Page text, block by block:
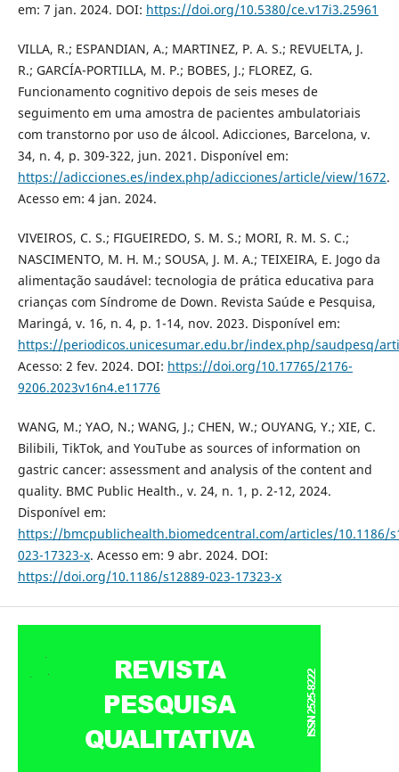
em: 7 jan. 2024. DOI: https://doi.org/10.5380/ce.v17i3.25961
VILLA, R.; ESPANDIAN, A.; MARTINEZ, P. A. S.; REVUELTA, J.
R.; GARCÍA-PORTILLA, M. P.; BOBES, J.; FLOREZ, G.
Funcionamento cognitivo depois de seis meses de
seguimento em uma amostra de pacientes ambulatoriais
com transtorno por uso de álcool. Adicciones, Barcelona, v.
34, n. 4, p. 309-322, jun. 2021. Disponível em:
https://adicciones.es/index.php/adicciones/article/view/1672.
Acesso em: 4 jan. 2024.
VIVEIROS, C. S.; FIGUEIREDO, S. M. S.; MORI, R. M. S. C.;
NASCIMENTO, M. H. M.; SOUSA, J. M. A.; TEIXEIRA, E. Jogo da
alimentação saudável: tecnologia de prática educativa para
crianças com Síndrome de Down. Revista Saúde e Pesquisa,
Maringá, v. 16, n. 4, p. 1-14, nov. 2023. Disponível em:
https://periodicos.unicesumar.edu.br/index.php/saudpesq/
Acesso: 2 fev. 2024. DOI: https://doi.org/10.17765/2176-
9206.2023v16n4.e11776
WANG, M.; YAO, N.; WANG, J.; CHEN, W.; OUYANG, Y.; XIE, C.
Bilibili, TikTok, and YouTube as sources of information on
gastric cancer: assessment and analysis of the content and
quality. BMC Public Health., v. 24, n. 1, p. 2-12, 2024.
Disponível em:
https://bmcpublichealth.biomedcentral.com/articles/10.1186/
023-17323-x. Acesso em: 9 abr. 2024. DOI:
https://doi.org/10.1186/s12889-023-17323-x